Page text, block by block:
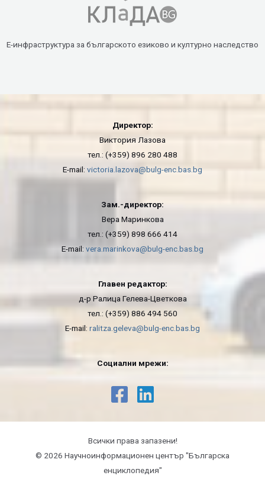
Е-инфраструктура за българското езиково и културно наследство
Директор:
Виктория Лазова
тел.: (+359) 896 280 488
E-mail: victoria.lazova@bulg-enc.bas.bg
Зам.-директор:
Вера Маринкова
тел.: (+359) 898 666 414
E-mail: vera.marinkova@bulg-enc.bas.bg
Главен редактор:
д-р Ралица Гелева-Цветкова
тел.: (+359) 886 494 560
E-mail: ralitza.geleva@bulg-enc.bas.bg
Социални мрежи:
Всички права запазени!
© 2026 Научноинформационeн център "Българска
енциклопедия"